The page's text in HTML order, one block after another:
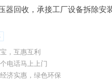
器回收，承接工厂设备拆除安
，互惠互利
电话马上上门
济实惠，绿色环保